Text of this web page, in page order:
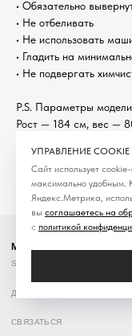
• Обязательно
• Не отбеливать
• Не использовать
• Гладить на
• Не подвергать
P.S. Параметры
Рост — 184 см, вес —
Сезон: SS'26
УПРАВЛЕНИЕ COOKIE
Сайт использует
максимально удобным.
Яндекс.Метрика,
вы соглашаетесь на
с политикой
MOLOTOV
Streetwear / online store
ДОСТАВКА
СВЯЗАТЬСЯ